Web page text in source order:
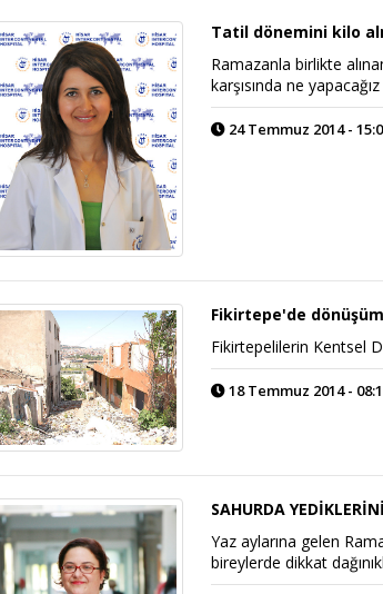
Tatil dönemini kilo
Ramazanla birlikte
karşısında ne
24 Temmuz 2014 -
Fikirtepe'de dönüşüm
Fikirtepelilerin Kentsel
18 Temmuz 2014 -
SAHURDA
Yaz aylarına gelen
bireylerde dikkat